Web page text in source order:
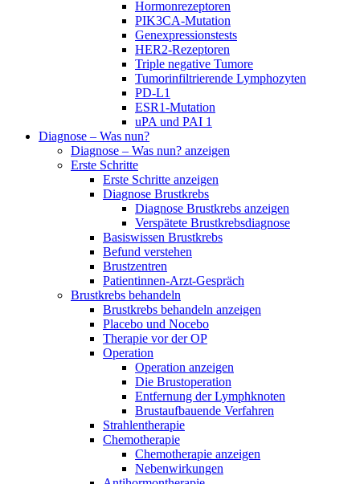
Hormonrezeptoren
PIK3CA-Mutation
Genexpressionstests
HER2-Rezeptoren
Triple negative Tumore
Tumorinfiltrierende Lymphozyten
PD-L1
ESR1-Mutation
uPA und PAI 1
Diagnose – Was nun?
Diagnose – Was nun? anzeigen
Erste Schritte
Erste Schritte anzeigen
Diagnose Brustkrebs
Diagnose Brustkrebs anzeigen
Verspätete Brustkrebsdiagnose
Basiswissen Brustkrebs
Befund verstehen
Brustzentren
Patientinnen-Arzt-Gespräch
Brustkrebs behandeln
Brustkrebs behandeln anzeigen
Placebo und Nocebo
Therapie vor der OP
Operation
Operation anzeigen
Die Brustoperation
Entfernung der Lymphknoten
Brustaufbauende Verfahren
Strahlentherapie
Chemotherapie
Chemotherapie anzeigen
Nebenwirkungen